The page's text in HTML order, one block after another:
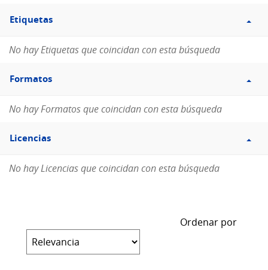
Filtro
Etiquetas
Etiquetas
No hay Etiquetas que coincidan con esta búsqueda
Filtro
Formatos
Formatos
No hay Formatos que coincidan con esta búsqueda
Filtro
Licencias
Licencias
No hay Licencias que coincidan con esta búsqueda
Ordenar por